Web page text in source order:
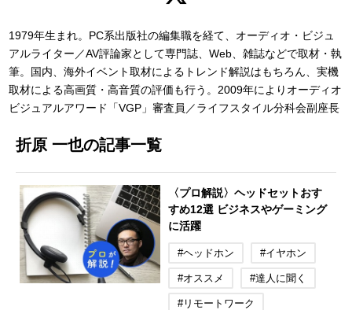
1979年生まれ。PC系出版社の編集職を経て、オーディオ・ビジュ
アルライター／AV評論家として専門誌、Web、雑誌などで取材・執
筆。国内、海外イベント取材によるトレンド解説はもちろん、実機
取材による高画質・高音質の評価も行う。2009年によりオーディオ
ビジュアルアワード「VGP」審査員／ライフスタイル分科会副座長
折原 一也の記事一覧
〈プロ解説〉ヘッドセットおす
すめ12選 ビジネスやゲーミング
に活躍
#ヘッドホン #イヤホン
#オススメ #達人に聞く
#リモートワーク